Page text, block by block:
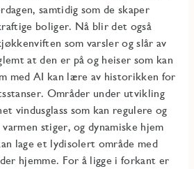
samtidig som de skaper
boliger. Nå blir det også
som varsler og slår av
at den er på og heiser som kan
med AI kan lære av historikken for
Områder under utvikling
vindusglass som kan regulere og
stiger, og dynamiske hjem
lage et lydisolert område med
hjemme. For å ligge i forkant er